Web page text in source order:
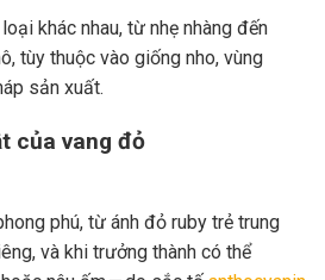
khác nhau, từ nhẹ nhàng đến
tùy thuộc vào giống nho, vùng
sản xuất.
của vang đỏ
phú, từ ánh đỏ ruby trẻ trung
và khi trưởng thành có thể